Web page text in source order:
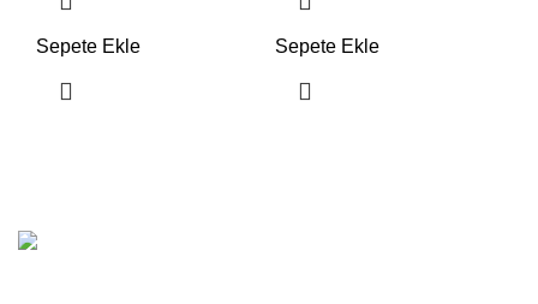
Sepete Ekle Sepete Ekle